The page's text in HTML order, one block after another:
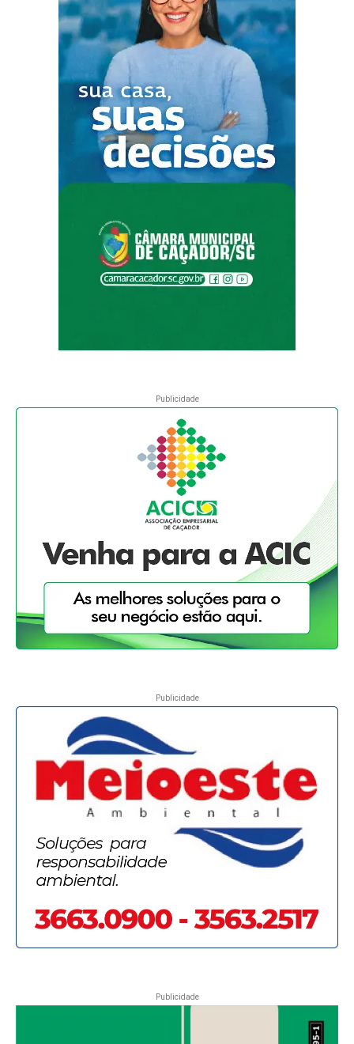
Publicidade
Publicidade
Publicidade